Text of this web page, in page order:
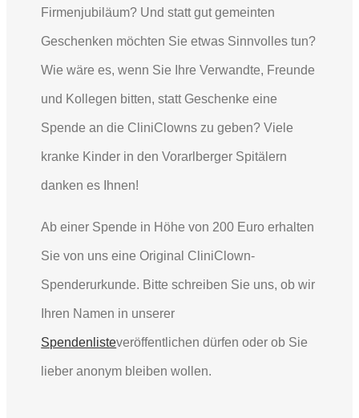
Firmenjubiläum? Und statt gut gemeinten
Geschenken möchten Sie etwas Sinnvolles tun?
Wie wäre es, wenn Sie Ihre Verwandte, Freunde
und Kollegen bitten, statt Geschenke eine
Spende an die CliniClowns zu geben? Viele
kranke Kinder in den Vorarlberger Spitälern
danken es Ihnen!
Ab einer Spende in Höhe von 200 Euro erhalten
Sie von uns eine Original CliniClown-
Spenderurkunde. Bitte schreiben Sie uns, ob wir
Ihren Namen in unserer
Spendenlisteveröffentlichen dürfen oder ob Sie
lieber anonym bleiben wollen.